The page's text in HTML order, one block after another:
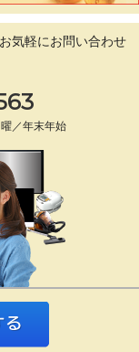
お気軽にお問い合わせ
／年末年始